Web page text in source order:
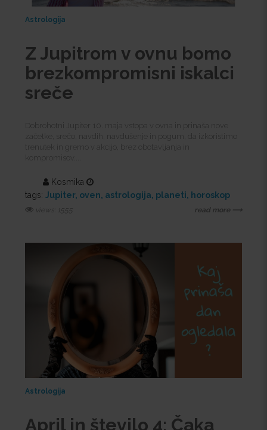
Astrologija
Z Jupitrom v ovnu bomo
brezkompromisni iskalci
sreče
Dobrohotni Jupiter 10. maja vstopa v ovna in prinaša nove
začetke, srečo, navdih, navdušenje in pogum, da izkoristimo
trenutek in gremo v akcijo, brez obotavljanja in
kompromisov....
Kosmika
tags: Jupiter oven astrologija planeti horoskop
views: 1555 read more ⟶
Astrologija
April in število 4: Čaka